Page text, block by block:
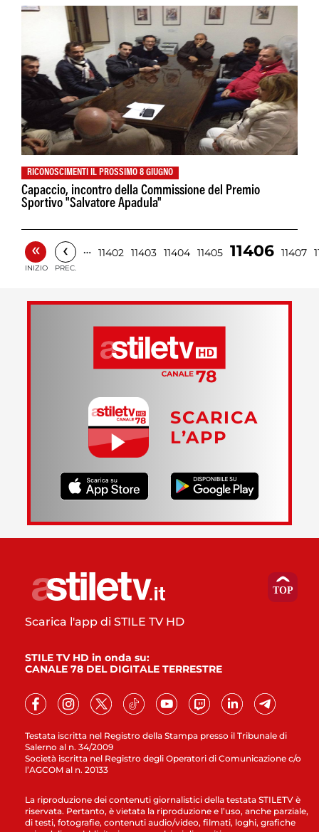
RICONOSCIMENTI IL PROSSIMO 8 GIUGNO
Capaccio, incontro della Commissione del Premio
Sportivo "Salvatore Apadula"
«
INIZIO
‹
PREC.
… 11402 11403 11404 11405 11406 11407
SCARICA
L’APP
Testata iscritta nel Registro della Stampa presso il Tribunale di
Salerno al n. 34/2009
Società iscritta nel Registro degli Operatori di Comunicazione c/o
l’AGCOM al n. 20133
Scarica l'app di STILE TV HD
STILE TV HD in onda su:
CANALE 78 DEL DIGITALE TERRESTRE
La riproduzione dei contenuti giornalistici della testata STILETV è
riservata. Pertanto, è vietata la riproduzione e l’uso, anche parziale,
di testi, fotografie, contenuti audio/video, filmati, loghi, grafiche